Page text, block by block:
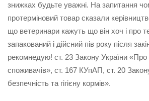
знижках будьте уважні. На запитання
протерміновий товар сказали
що ветеринари кажуть що він хоч і про
запакований і дійсний пів року після
рекомнедую! ст. 23 Закону України «Про
споживачів», ст. 167 КУпАП, ст. 20
безпечність та гігієну кормів».